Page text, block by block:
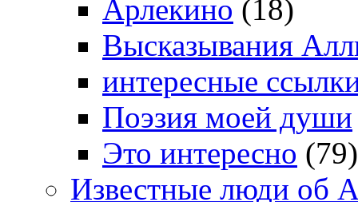
Арлекино (18)
Высказывания
интересные
Поэзия моей души
Это интересно (79)
Известные люди об